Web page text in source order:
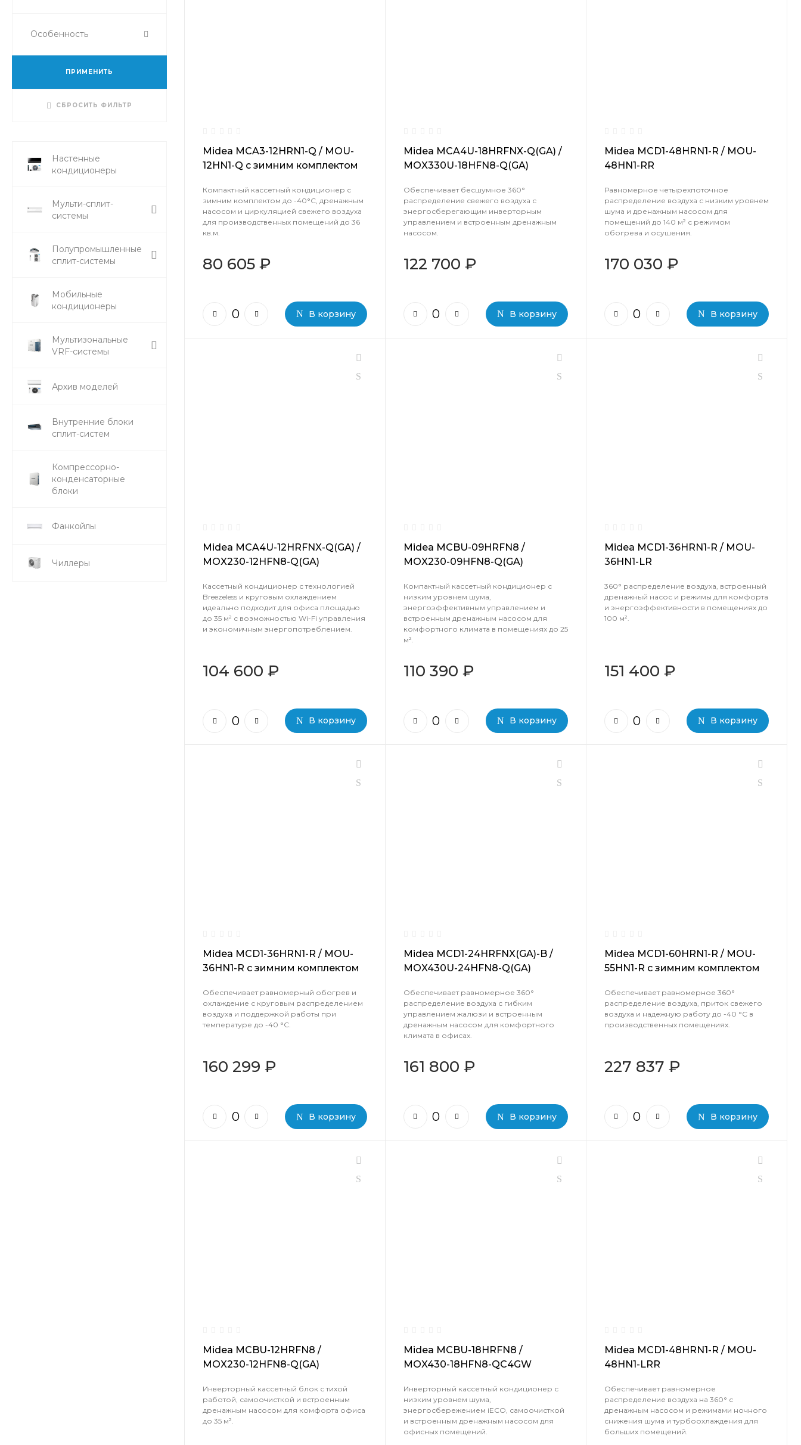
Особенность
ПРИМЕНИТЬ
СБРОСИТЬ ФИЛЬТР
Настенные
кондиционеры
Мульти-сплит-
системы
Полупромышленные
сплит-системы
Мобильные
кондиционеры
Мультизональные
VRF-системы
Архив моделей
Внутренние блоки
сплит-систем
Компрессорно-
конденсаторные
блоки
Фанкойлы
Чиллеры
Midea MCA3-12HRN1-Q / MOU-
12HN1-Q с зимним комплектом
Компактный кассетный кондиционер с
зимним комплектом до -40°C, дренажным
насосом и циркуляцией свежего воздуха
для производственных помещений до 36
кв.м.
80 605 ₽
В корзину
Midea MCA4U-18HRFNX-Q(GA) /
MOX330U-18HFN8-Q(GA)
Обеспечивает бесшумное 360°
распределение свежего воздуха с
энергосберегающим инверторным
управлением и встроенным дренажным
насосом.
122 700 ₽
В корзину
Midea MCD1-48HRN1-R / MOU-
48HN1-RR
Равномерное четырехпоточное
распределение воздуха с низким уровнем
шума и дренажным насосом для
помещений до 140 м² с режимом
обогрева и осушения.
170 030 ₽
В корзину
Midea MCA4U-12HRFNX-Q(GA) /
MOX230-12HFN8-Q(GA)
Кассетный кондиционер с технологией
Breezeless и круговым охлаждением
идеально подходит для офиса площадью
до 35 м² с возможностью Wi-Fi управления
и экономичным энергопотреблением.
104 600 ₽
В корзину
Midea MCBU-09HRFN8 /
MOX230-09HFN8-Q(GA)
Компактный кассетный кондиционер с
низким уровнем шума,
энергоэффективным управлением и
встроенным дренажным насосом для
комфортного климата в помещениях до 25
м².
110 390 ₽
В корзину
Midea MCD1-36HRN1-R / MOU-
36HN1-LR
360° распределение воздуха, встроенный
дренажный насос и режимы для комфорта
и энергоэффективности в помещениях до
100 м².
151 400 ₽
В корзину
Midea MCD1-36HRN1-R / MOU-
36HN1-R с зимним комплектом
Обеспечивает равномерный обогрев и
охлаждение с круговым распределением
воздуха и поддержкой работы при
температуре до -40 °C.
160 299 ₽
В корзину
Midea MCD1-24HRFNX(GA)-B /
MOX430U-24HFN8-Q(GA)
Обеспечивает равномерное 360°
распределение воздуха с гибким
управлением жалюзи и встроенным
дренажным насосом для комфортного
климата в офисах.
161 800 ₽
В корзину
Midea MCD1-60HRN1-R / MOU-
55HN1-R с зимним комплектом
Обеспечивает равномерное 360°
распределение воздуха, приток свежего
воздуха и надежную работу до -40 °C в
производственных помещениях.
227 837 ₽
В корзину
Midea MCBU-12HRFN8 /
MOX230-12HFN8-Q(GA)
Инверторный кассетный блок с тихой
работой, самоочисткой и встроенным
дренажным насосом для комфорта офиса
до 35 м².
Midea MCBU-18HRFN8 /
MOX430-18HFN8-QC4GW
Инверторный кассетный кондиционер с
низким уровнем шума,
энергосбережением iЕCO, самоочисткой
и встроенным дренажным насосом для
офисных помещений.
Midea MCD1-48HRN1-R / MOU-
48HN1-LRR
Обеспечивает равномерное
распределение воздуха на 360° с
дренажным насосом и режимами ночного
снижения шума и турбоохлаждения для
больших помещений.